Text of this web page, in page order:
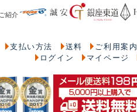
紹介
支払い方法 送料 ご利用案内
ログイン
マイページ